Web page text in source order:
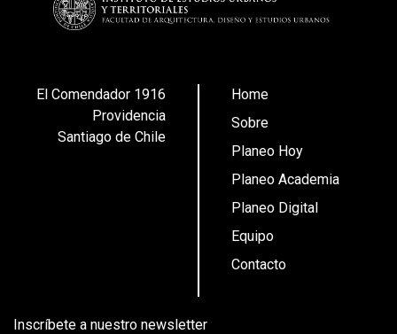
El Comendador 1916
Providencia
Santiago de Chile
Home
Sobre
Planeo Hoy
Planeo Academia
Planeo Digital
Equipo
Contacto
Inscríbete a nuestro newsletter